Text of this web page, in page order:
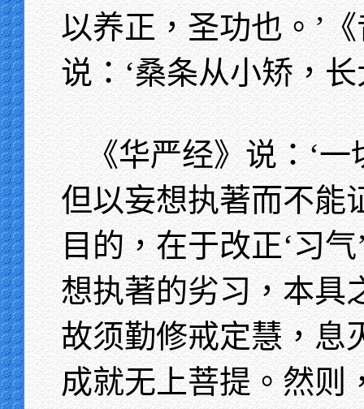
以养正，圣功也。’
说：‘桑条从小矫，
《华严经》说：‘
但以妄想执著而不能
目的，在于改正‘习
想执著的劣习，本具
故须勤修戒定慧，息
成就无上菩提。然则